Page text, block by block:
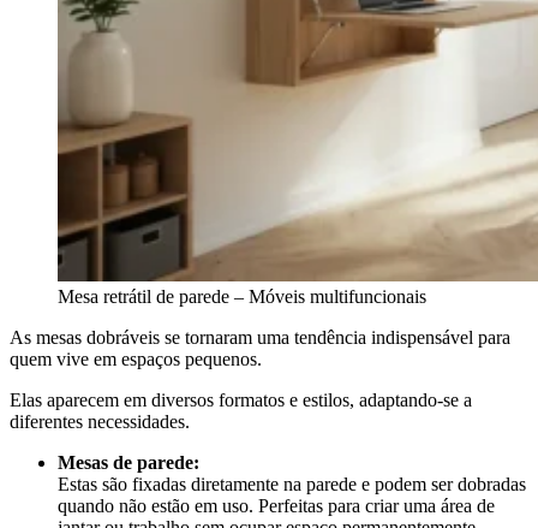
Mesa retrátil de parede – Móveis multifuncionais
As mesas dobráveis se tornaram uma tendência indispensável para
quem vive em espaços pequenos.
Elas aparecem em diversos formatos e estilos, adaptando-se a
diferentes necessidades.
Mesas de parede:
Estas são fixadas diretamente na parede e podem ser dobradas
quando não estão em uso. Perfeitas para criar uma área de